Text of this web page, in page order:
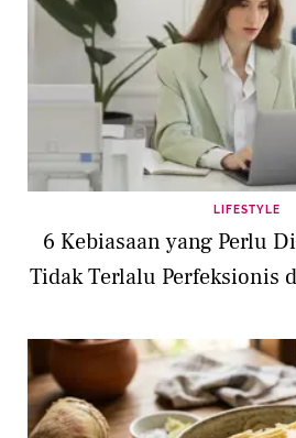
LIFESTYLE
6 Kebiasaan yang Perlu
Tidak Terlalu Perfeksionis